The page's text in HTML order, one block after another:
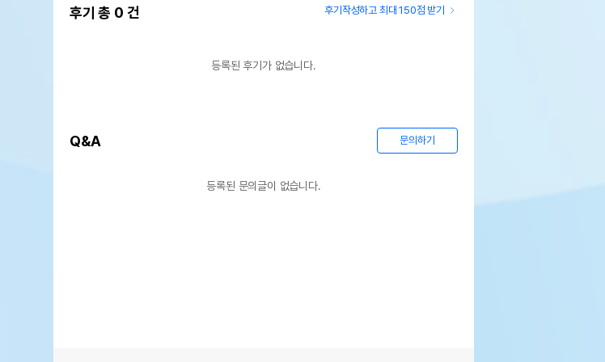
후기 총 0 건 후기작성하고 최대 150점 받기
등록된 후기가 없습니다.
Q&A 문의하기
등록된 문의글이 없습니다.